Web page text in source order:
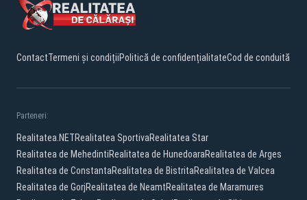
ContactTermeni și condițiiPolitică de confidențialitateCod de conduită
Parteneri:
Realitatea.NETRealitatea SportivaRealitatea Star
Realitatea de MehedintiRealitatea de HunedoaraRealitatea de Arges
Realitatea de ConstantaRealitatea de BistritaRealitatea de Valcea
Realitatea de GorjRealitatea de NeamtRealitatea de Maramures